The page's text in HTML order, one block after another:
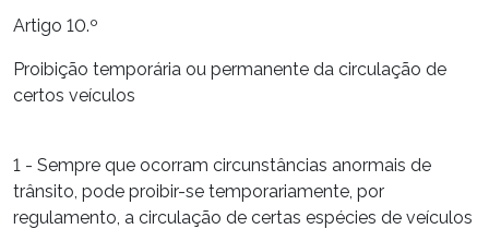
Artigo 10.º
Proibição temporária ou permanente da circulação de
certos veículos
1 - Sempre que ocorram circunstâncias anormais de
trânsito, pode proibir-se temporariamente, por
regulamento, a circulação de certas espécies de veículos